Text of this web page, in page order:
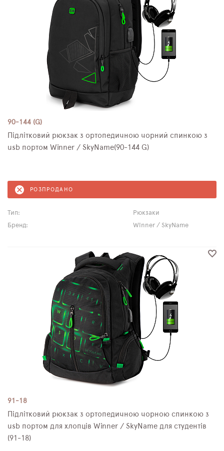
90-144 (G)
Підлітковий рюкзак з ортопедичною чорний спинкою з
usb портом Winner / SkyName(90-144 G)
РОЗПРОДАНО
Тип:
Рюкзаки
Бренд:
Winner / SkyName
91-18
Підлітковий рюкзак з ортопедичною чорною спинкою з
usb портом для хлопців Winner / SkyName для студентів
(91-18)